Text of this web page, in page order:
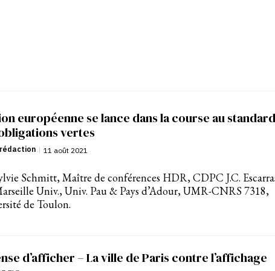
européenne se lance dans la course au standard
vertes
| 11 août 2021
Schmitt, Maître de conférences HDR, CDPC J.C.
Univ., Univ. Pau & Pays d’Adour, UMR-CNRS 7318,
de Toulon.
d’afficher – La ville de Paris contre l’affichage